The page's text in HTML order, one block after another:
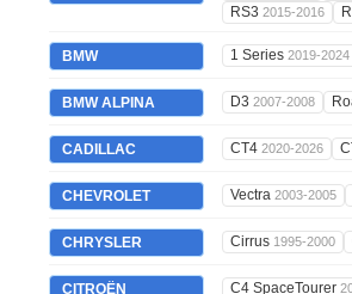
RS3 2015-2016
BMW 1 Series 2019-2024
BMW ALPINA D3 2007-2008
CADILLAC CT4 2020-2026
CHEVROLET Vectra 2003-2005
CHRYSLER Cirrus 1995-2000
CITROËN C4 SpaceTourer